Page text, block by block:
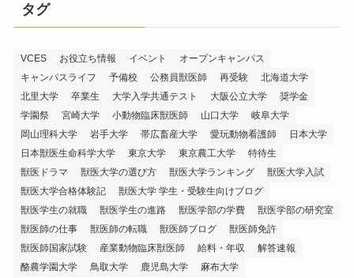
タグ
VCES お役立ち情報 イベント
オープンキャンパス
キャンパスライフ
予備校 公務員獣医師 再受験
北海道大学
北里大学
卒業生 大学入学共通テスト 大阪公立大学
奨学金
学園祭
宮崎大学 小動物臨床獣医師 山口大学
岐阜大学
岡山理科大学
岩手大学 帯広畜産大学 愛玩動物看護師
日本大学
日本獣医生命科学大学
東京大学 東京農工大学
特待生
獣医ドラマ
獣医大学の選び方 獣医大学ランキング
獣医大学入試
獣医大学合格体験記
獣医大学 学生・受験生向けブログ
獣医学生の就職
獣医学生の進路 獣医学部の学費
獣医学部の研究室
獣医師の仕事
獣医師の転職 獣医師ブログ
獣医師免許
獣医師国家試験
産業動物臨床獣医師 給料・年収
解答速報
酪農学園大学
鳥取大学 鹿児島大学 麻布大学